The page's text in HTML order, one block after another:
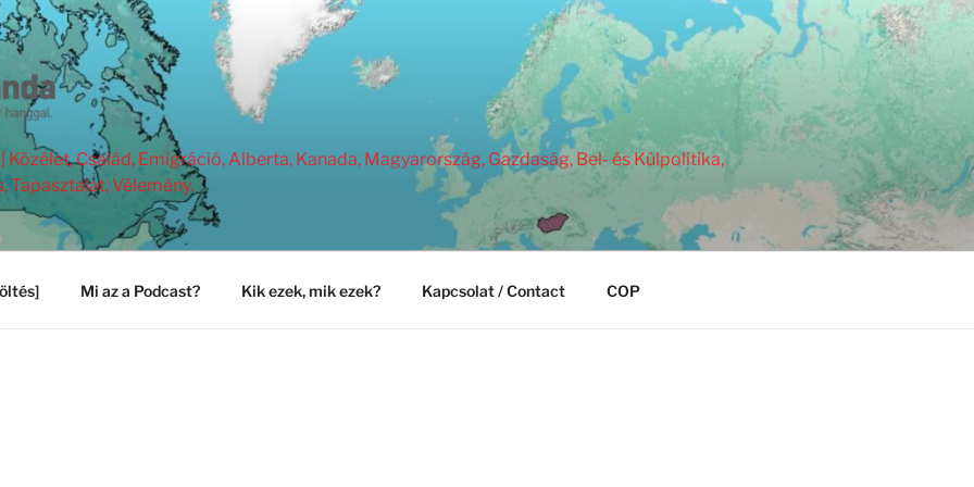
Közélet, Család, Emigráció, Alberta, Kanada, Magyarország, Gazdaság, Bel- és Külpolitika,
Tapasztalat, Vélemény.
Mi az a Podcast? Kik ezek, mik ezek? Kapcsolat / Contact COP